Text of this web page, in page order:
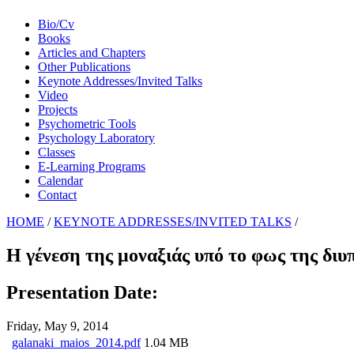
Bio/Cv
Books
Articles and Chapters
Other Publications
Keynote Addresses/Invited Talks
Video
Projects
Psychometric Tools
Psychology Laboratory
Classes
E-Learning Programs
Calendar
Contact
HOME / KEYNOTE ADDRESSES/INVITED TALKS /
Η γένεση της μοναξιάς υπό το φως της
Presentation Date:
Friday, May 9, 2014
galanaki_maios_2014.pdf 1.04 MB